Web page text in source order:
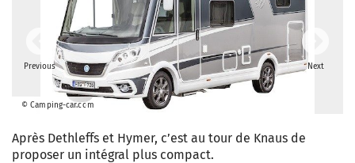
Previous
© Camping-car.com
Next
Après Dethleffs et Hymer, c’est au tour de Knaus de
proposer un intégral plus compact.